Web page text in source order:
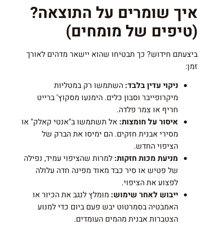
איך שומרים על התוצאה?
(טיפים של מומחים)
ביצעתם חידוש? כך תבטיחו שהוא יישאר מדהים לאורך
זמן:
ניקוי עדין בלבד:השתמשו רק במטליות
מיקרופייבר וסבון כלים. הימנעו מסקוץ' ברייט
חריף או צמר פלדה.
איסור על חומצות:אל תשתמשו ב"אנטי קאלק" או
מסירי אבנית חזקים. הם ימיסו את הברק של
הציפוי החדש.
מניעת מכות חזקות:למרות שהציפוי עמיד, נפילה
של פטיש או סיר כבד מאוד מפינה חדה עלולה
לפצוע את הציפוי.
ייבוש לאחר שימוש:מומלץ לנגב את הכיור או
האמבטיה בסמרטוט יבש פעם ביום כדי למנוע
הצטברות אבנית מהמים העומדים.